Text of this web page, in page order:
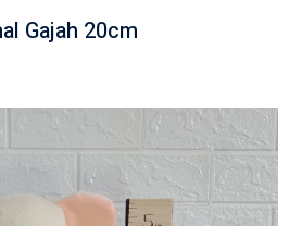
Gajah 20cm